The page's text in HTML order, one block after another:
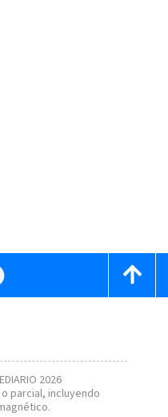
2026
parcial, incluyendo